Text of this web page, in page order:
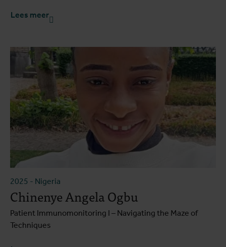
Lees meer
2025 - Nigeria
Chinenye Angela Ogbu
Patient Immunomonitoring I – Navigating the Maze of
Techniques